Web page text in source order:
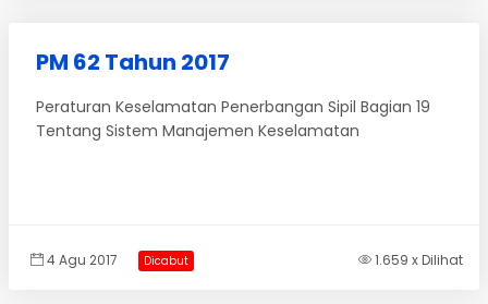
PM 62 Tahun 2017
Peraturan Keselamatan Penerbangan Sipil Bagian 19
Tentang Sistem Manajemen Keselamatan
4 Agu 2017 Dicabut 1.659 x Dilihat